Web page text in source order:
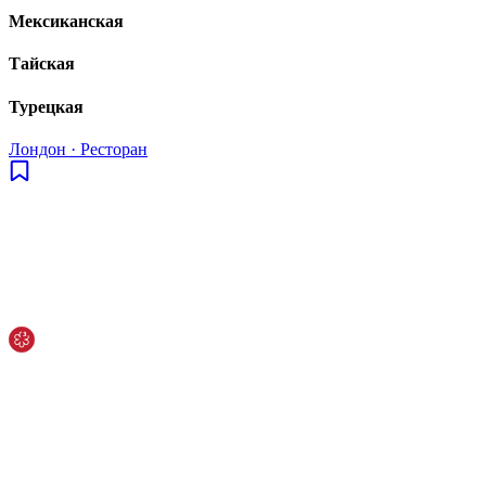
Мексиканская
Тайская
Турецкая
Лондон · Ресторан